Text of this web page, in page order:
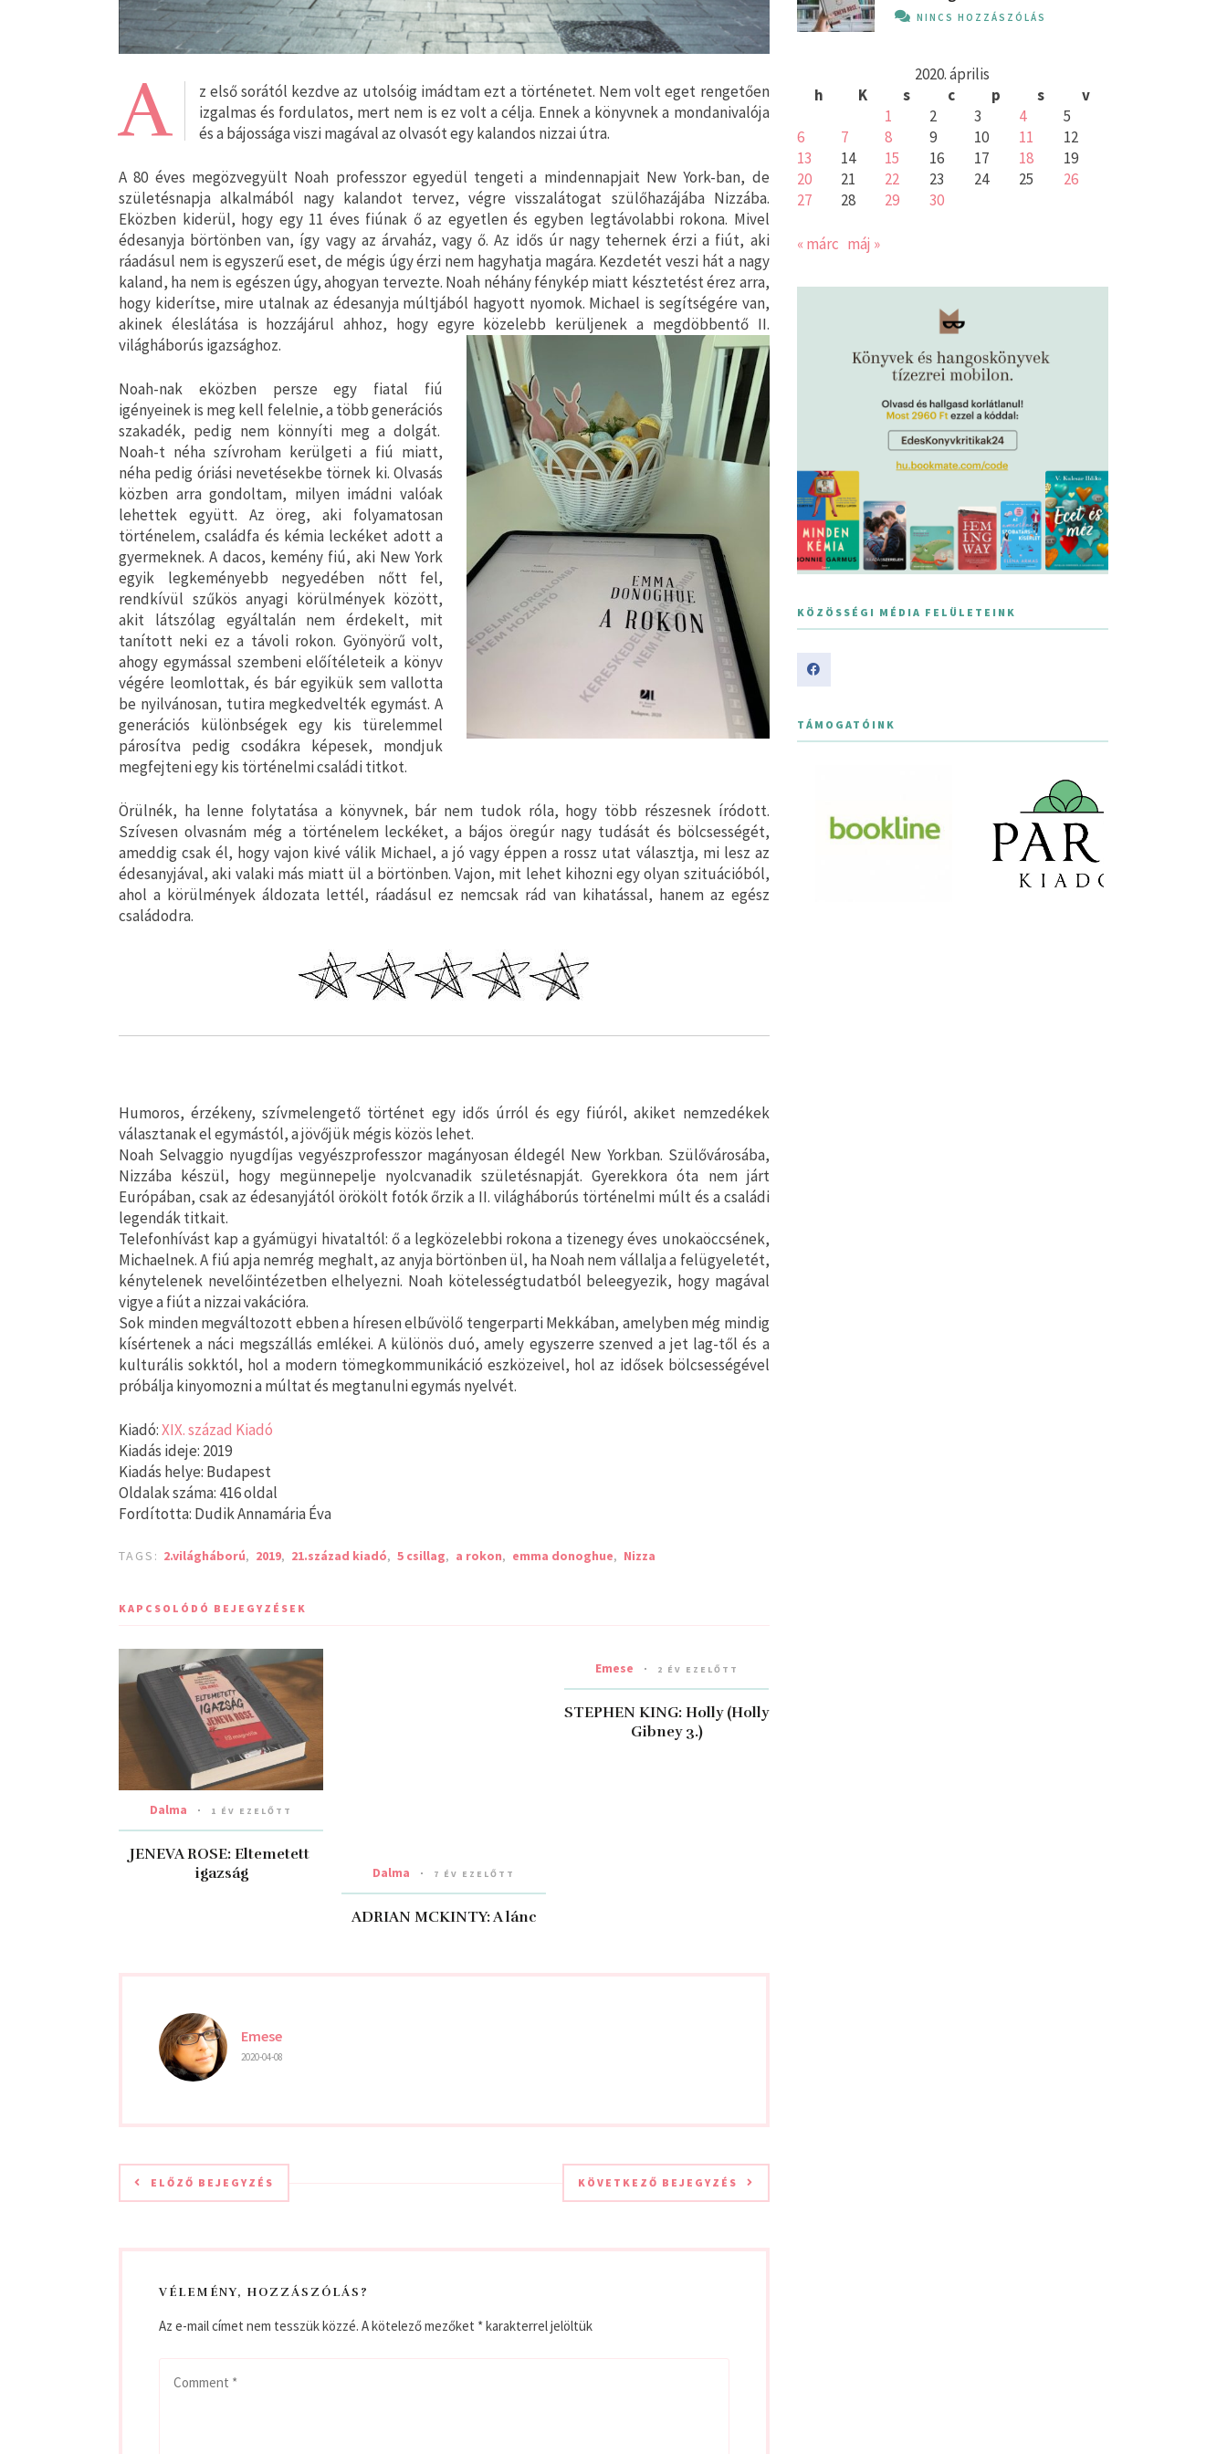
A
z első sorától kezdve az utolsóig imádtam ezt a történetet. Nem volt eget rengetően
izgalmas és fordulatos, mert nem is ez volt a célja. Ennek a könyvnek a mondanivalója
és a bájossága viszi magával az olvasót egy kalandos nizzai útra.
A 80 éves megözvegyült Noah professzor egyedül tengeti a mindennapjait New York-ban, de
születésnapja alkalmából nagy kalandot tervez, végre visszalátogat szülőhazájába Nizzába.
Eközben kiderül, hogy egy 11 éves fiúnak ő az egyetlen és egyben legtávolabbi rokona. Mivel
édesanyja börtönben van, így vagy az árvaház, vagy ő. Az idős úr nagy tehernek érzi a fiút, aki
ráadásul nem is egyszerű eset, de mégis úgy érzi nem hagyhatja magára. Kezdetét veszi hát a nagy
kaland, ha nem is egészen úgy, ahogyan tervezte. Noah néhány fénykép miatt késztetést érez arra,
hogy kiderítse, mire utalnak az édesanyja múltjából hagyott nyomok. Michael is segítségére van,
akinek éleslátása is hozzájárul ahhoz, hogy egyre közelebb kerüljenek a megdöbbentő II.
világháborús igazsághoz.
Noah-nak eközben persze egy fiatal fiú
igényeinek is meg kell felelnie, a több generációs
szakadék, pedig nem könnyíti meg a dolgát.
Noah-t néha szívroham kerülgeti a fiú miatt,
néha pedig óriási nevetésekbe törnek ki. Olvasás
közben arra gondoltam, milyen imádni valóak
lehettek együtt. Az öreg, aki folyamatosan
történelem, családfa és kémia leckéket adott a
gyermeknek. A dacos, kemény fiú, aki New York
egyik legkeményebb negyedében nőtt fel,
rendkívül szűkös anyagi körülmények között,
akit látszólag egyáltalán nem érdekelt, mit
tanított neki ez a távoli rokon. Gyönyörű volt,
ahogy egymással szembeni előítéleteik a könyv
végére leomlottak, és bár egyikük sem vallotta
be nyilvánosan, tutira megkedvelték egymást. A
generációs különbségek egy kis türelemmel
párosítva pedig csodákra képesek, mondjuk
megfejteni egy kis történelmi családi titkot.
Örülnék, ha lenne folytatása a könyvnek, bár nem tudok róla, hogy több részesnek íródott.
Szívesen olvasnám még a történelem leckéket, a bájos öregúr nagy tudását és bölcsességét,
ameddig csak él, hogy vajon kivé válik Michael, a jó vagy éppen a rossz utat választja, mi lesz az
édesanyjával, aki valaki más miatt ül a börtönben. Vajon, mit lehet kihozni egy olyan szituációból,
ahol a körülmények áldozata lettél, ráadásul ez nemcsak rád van kihatással, hanem az egész
családodra.
Humoros, érzékeny, szívmelengető történet egy idős úrról és egy fiúról, akiket nemzedékek
választanak el egymástól, a jövőjük mégis közös lehet.
Noah Selvaggio nyugdíjas vegyészprofesszor magányosan éldegél New Yorkban. Szülővárosába,
Nizzába készül, hogy megünnepelje nyolcvanadik születésnapját. Gyerekkora óta nem járt
Európában, csak az édesanyjától örökölt fotók őrzik a II. világháborús történelmi múlt és a családi
legendák titkait.
Telefonhívást kap a gyámügyi hivataltól: ő a legközelebbi rokona a tizenegy éves unokaöccsének,
Michaelnek. A fiú apja nemrég meghalt, az anyja börtönben ül, ha Noah nem vállalja a felügyeletét,
kénytelenek nevelőintézetben elhelyezni. Noah kötelességtudatból beleegyezik, hogy magával
vigye a fiút a nizzai vakációra.
Sok minden megváltozott ebben a híresen elbűvölő tengerparti Mekkában, amelyben még mindig
kísértenek a náci megszállás emlékei. A különös duó, amely egyszerre szenved a jet lag-től és a
kulturális sokktól, hol a modern tömegkommunikáció eszközeivel, hol az idősek bölcsességével
próbálja kinyomozni a múltat és megtanulni egymás nyelvét.
Kiadó:XIX. század Kiadó
Kiadás ideje: 2019
Kiadás helye: Budapest
Oldalak száma: 416 oldal
Fordította: Dudik Annamária Éva
TAGS: 2.világháború, 2019, 21.század kiadó, 5 csillag, a rokon, emma donoghue, Nizza
KAPCSOLÓDÓ BEJEGYZÉSEK
Dalma 1 ÉV EZELŐTT
JENEVA ROSE: Eltemetett ​
igazság
Emese 2 ÉV EZELŐTT
STEPHEN KING: Holly (Holly
Gibney 3.)
Az e-mail címet nem tesszük közzé.
NINCS HOZZÁSZÓLÁS
2020. április
h
K s c p s
v
1
2 3 4
5
6
7 8 9 10 11
12
13
14 15 16 17 18
19
20
21 22 23 24 25
26
27
28 29 30
« márc máj »
KÖZÖSSÉGI MÉDIA FELÜLETEINK
TÁMOGATÓINK